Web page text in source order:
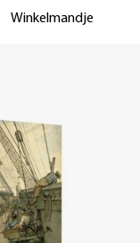
Winkelmandje